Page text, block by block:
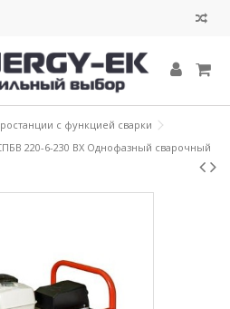
с функцией сварки
220-6-230 ВХ Однофазный сварочный